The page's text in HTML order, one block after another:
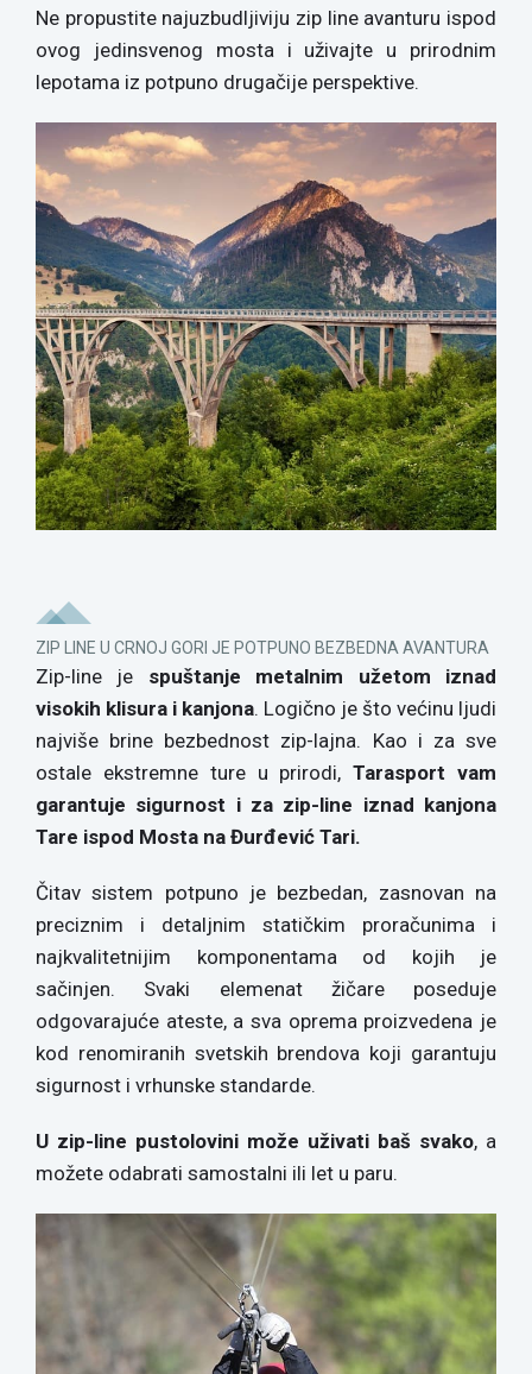
Ne propustite najuzbudljiviju zip line avanturu ispod
ovog jedinsvenog mosta i uživajte u prirodnim
lepotama iz potpuno drugačije perspektive.
ZIP LINE U CRNOJ GORI JE POTPUNO BEZBEDNA AVANTURA
Zip-line je spuštanje metalnim užetom iznad
visokih klisura i kanjona. Logično je što većinu ljudi
najviše brine bezbednost zip-lajna. Kao i za sve
ostale ekstremne ture u prirodi,Tarasport vam
garantuje sigurnost i za zip-line iznad kanjona
Tare ispod Mosta na Đurđević Tari.
Čitav sistem potpuno je bezbedan, zasnovan na
preciznim i detaljnim statičkim proračunima i
najkvalitetnijim komponentama od kojih je
sačinjen. Svaki elemenat žičare poseduje
odgovarajuće ateste, a sva oprema proizvedena je
kod renomiranih svetskih brendova koji garantuju
sigurnost i vrhunske standarde.
U zip-line pustolovini može uživati baš svako, a
možete odabrati samostalni ili let u paru.